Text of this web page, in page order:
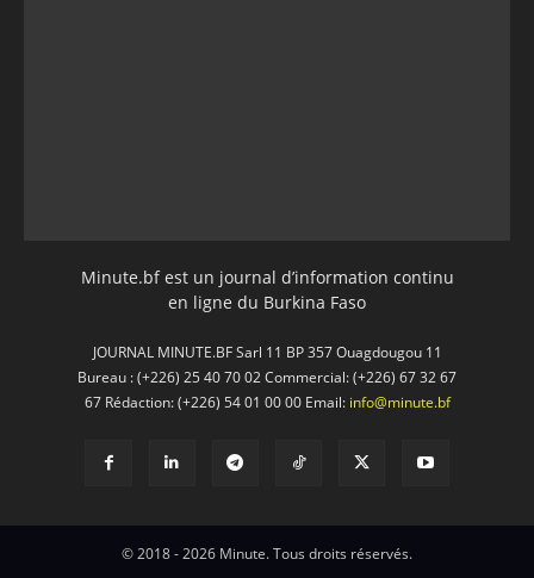
Minute.bf est un journal d’information continu
en ligne du Burkina Faso
JOURNAL MINUTE.BF Sarl 11 BP 357 Ouagdougou 11
Bureau : (+226) 25 40 70 02 Commercial: (+226) 67 32 67
67 Rédaction: (+226) 54 01 00 00 Email: info@minute.bf
© 2018 - 2026 Minute. Tous droits réservés.